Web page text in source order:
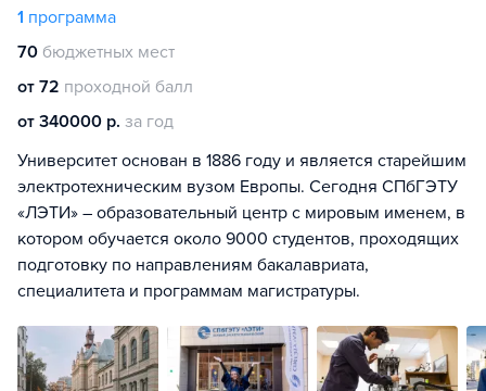
1 программа
70 бюджетных мест
от 72 проходной балл
от 340000 р. за год
Университет основан в 1886 году и является старейшим
электротехническим вузом Европы. Сегодня СПбГЭТУ
«ЛЭТИ» – образовательный центр с мировым именем, в
котором обучается около 9000 студентов, проходящих
подготовку по направлениям бакалавриата,
специалитета и программам магистратуры.